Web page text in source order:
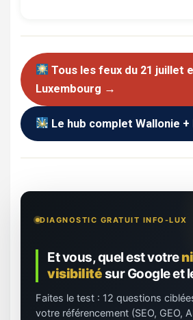
Tous les feux du 21 juillet
Luxembourg →
Le hub complet Wallonie
DIAGNOSTIC GRATUIT INFO-LUX
Et vous, quel est votre
visibilitésur Google et
Faites le test : 12 questions
votre référencement (SEO, GEO,